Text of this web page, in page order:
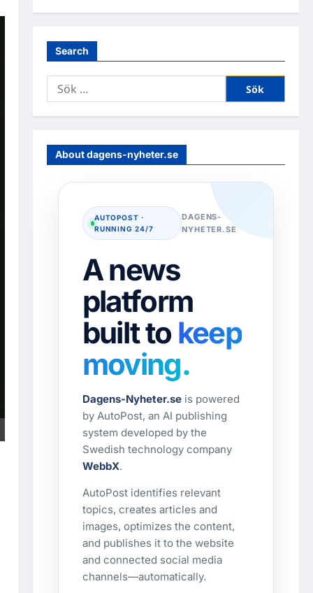
Search
Sök
efter:
About dagens-nyheter.se
AUTOPOST ·
RUNNING 24/7
DAGENS-
NYHETER.SE
A news
platform
built to keep
moving.
Dagens-Nyheter.seis powered
by AutoPost, an AI publishing
system developed by the
Swedish technology company
WebbX.
AutoPost identifies relevant
topics, creates articles and
images, optimizes the content,
and publishes it to the website
and connected social media
channels—automatically.